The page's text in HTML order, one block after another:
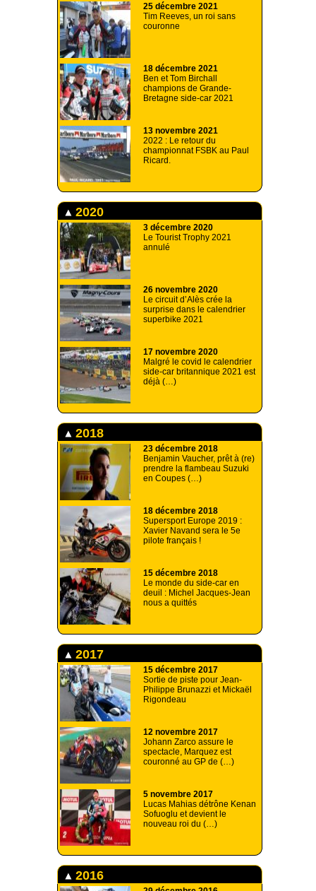
25 décembre 2021
Tim Reeves, un roi sans
couronne
18 décembre 2021
Ben et Tom Birchall
champions de Grande-
Bretagne side-car 2021
13 novembre 2021
2022 : Le retour du
championnat FSBK au Paul
Ricard.
2020
3 décembre 2020
Le Tourist Trophy 2021
annulé
26 novembre 2020
Le circuit d’Alès crée la
surprise dans le calendrier
superbike 2021
17 novembre 2020
Malgré le covid le calendrier
side-car britannique 2021 est
déjà (…)
2018
23 décembre 2018
Benjamin Vaucher, prêt à (re)
prendre la flambeau Suzuki
en Coupes (…)
18 décembre 2018
Supersport Europe 2019 :
Xavier Navand sera le 5e
pilote français !
15 décembre 2018
Le monde du side-car en
deuil : Michel Jacques-Jean
nous a quittés
2017
15 décembre 2017
Sortie de piste pour Jean-
Philippe Brunazzi et Mickaël
Rigondeau
12 novembre 2017
Johann Zarco assure le
spectacle, Marquez est
couronné au GP de (…)
5 novembre 2017
Lucas Mahias détrône Kenan
Sofuoglu et devient le
nouveau roi du (…)
2016